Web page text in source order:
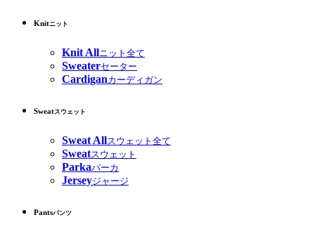
Knitニット
Knit Allニット全て
Sweaterセーター
Cardiganカーディガン
Sweatスウェット
Sweat Allスウェット全て
Sweatスウェット
Parkaパーカ
Jerseyジャージ
Pantsパンツ